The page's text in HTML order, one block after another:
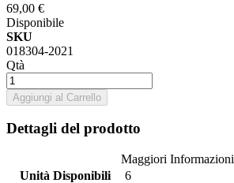
69,00 €
Disponibile
SKU
018304-2021
Qtà
Aggiungi al Carrello
Dettagli del prodotto
Maggiori Informazioni
Unità Disponibili
6